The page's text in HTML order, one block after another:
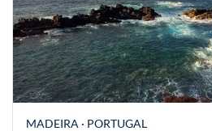
MADEIRA · PORTUGAL